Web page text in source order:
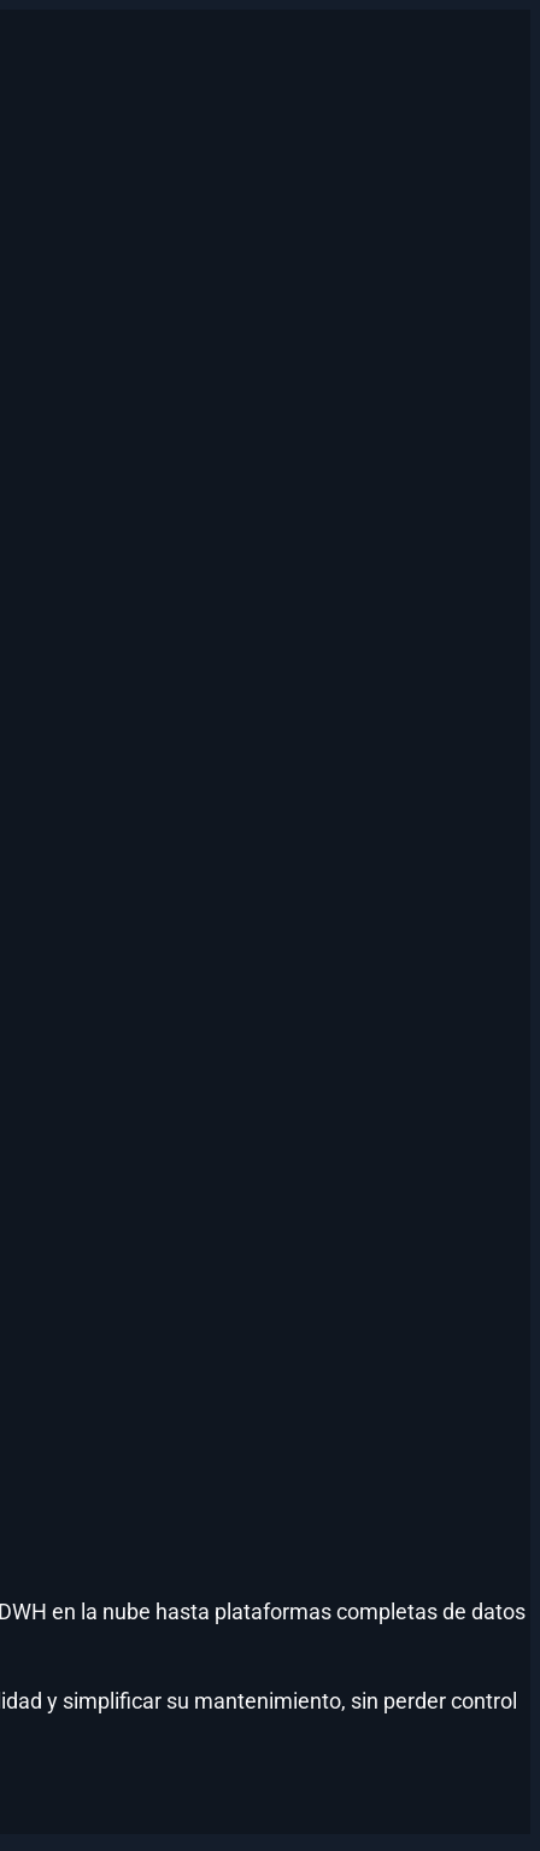
en la nube hasta plataformas completas de datos
y simplificar su mantenimiento, sin perder control